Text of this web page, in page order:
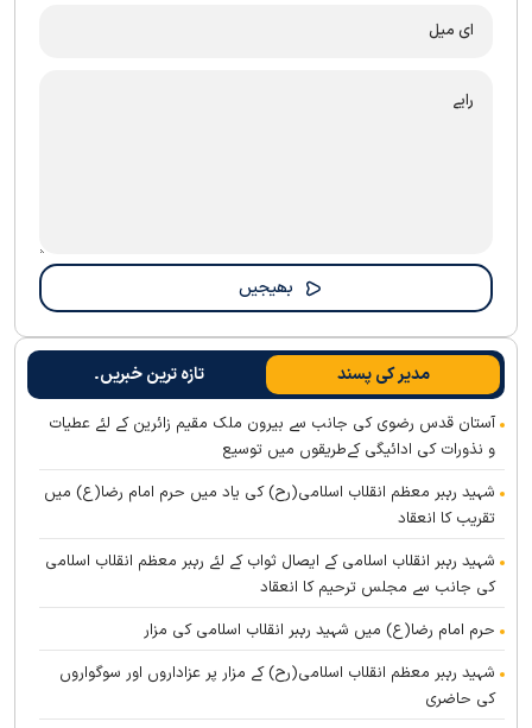
مدیر کی پسند تازہ ترین خبریں۔
آستان قدس رضوی کی جانب سے بیرون ملک مقیم زائرین کے لئے عطیات
و نذورات کی ادائیگی کےطریقوں میں توسیع
شہید رہبر معظم انقلاب اسلامی(رح) کی یاد میں حرم امام رضا(ع) میں
تقریب کا انعقاد
شہید رہبر انقلاب اسلامی کے ایصال ثواب کے لئے رہبر معظم انقلاب اسلامی
کی جانب سے مجلس ترحیم کا انعقاد
حرم امام رضا(ع) میں شہید رہبر انقلاب اسلامی کی مزار
شہید رہبر معظم انقلاب اسلامی(رح) کے مزار پر عزاداروں اور سوگواروں
کی حاضری